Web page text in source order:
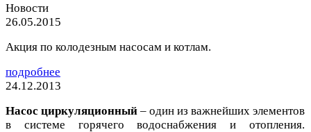
Новости
26.05.2015
Акция по колодезным насосам и котлам.
подробнее
24.12.2013
Насос циркуляционный – один из важнейших элементов
в системе горячего водоснабжения и отопления.